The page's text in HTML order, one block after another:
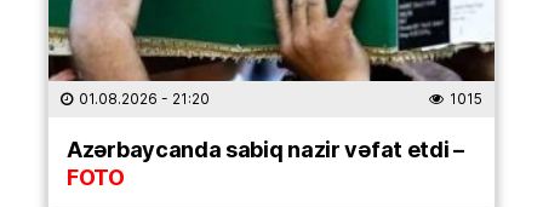
01.08.2026 - 21:20 1015
Azərbaycanda sabiq nazir vəfat etdi –
FOTO